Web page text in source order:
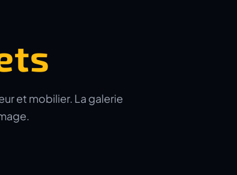
et mobilier. La galerie